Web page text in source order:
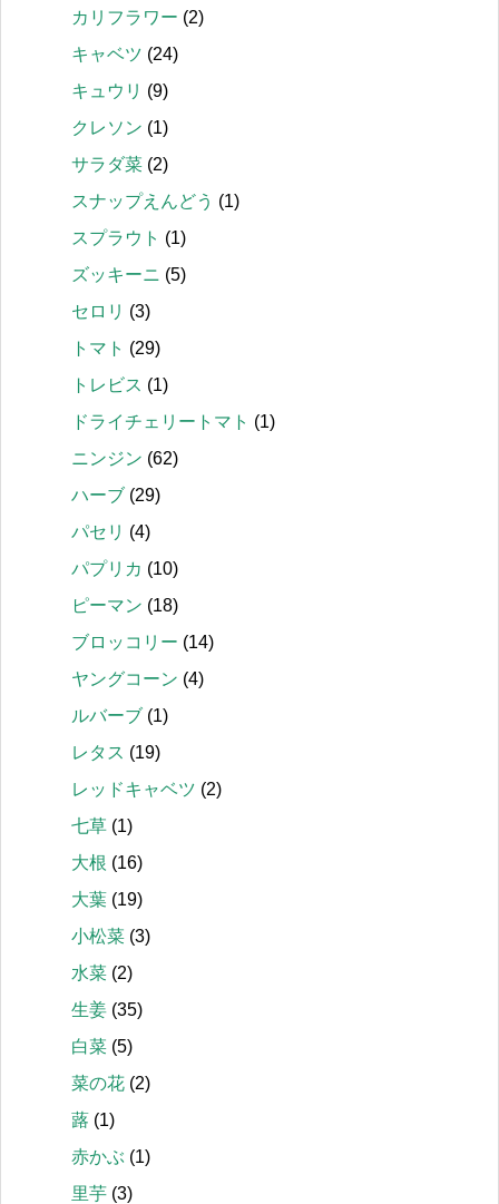
カリフラワー (2)
キャベツ (24)
キュウリ (9)
クレソン (1)
サラダ菜 (2)
スナップえんどう (1)
スプラウト (1)
ズッキーニ (5)
セロリ (3)
トマト (29)
トレビス (1)
ドライチェリートマト (1)
ニンジン (62)
ハーブ (29)
パセリ (4)
パプリカ (10)
ピーマン (18)
ブロッコリー (14)
ヤングコーン (4)
ルバーブ (1)
レタス (19)
レッドキャベツ (2)
七草 (1)
大根 (16)
大葉 (19)
小松菜 (3)
水菜 (2)
生姜 (35)
白菜 (5)
菜の花 (2)
蕗 (1)
赤かぶ (1)
里芋 (3)